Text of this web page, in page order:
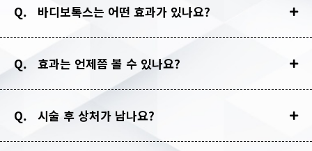
Q. 바디보톡스는 어떤 효과가 있나요?
Q. 효과는 언제쯤 볼 수 있나요?
Q. 시술 후 상처가 남나요?